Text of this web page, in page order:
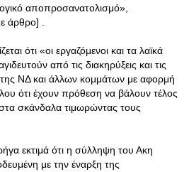
αποπροσανατολισμό»,
άρθρο] .
ότι «οι εργαζόμενοι και τα λαϊκά
από τις διακηρύξεις και τις
ΝΔ και άλλων κομμάτων με αφορμή
ότι έχουν πρόθεση να βάλουν τέλος
σκάνδαλα τιμωρώντας τους
εκτιμά ότι η σύλληψη του Ακη
με την έναρξη της